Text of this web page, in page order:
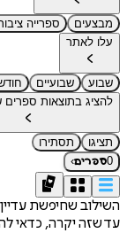
מבצעים
ספרייה
עלו לאתר
שבוע שבועיים
להציג בתוצאות ספרים
תציגו
תסתירו
0ספרים›
השילוב שחיפשת
עד שזה יקרה, כדאי